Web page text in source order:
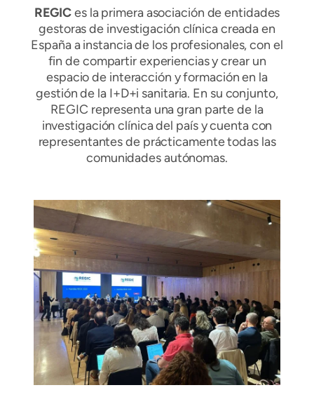
REGICes la primera asociación de entidades
gestoras de investigación clínica creada en
España a instancia de los profesionales, con el
fin de compartir experiencias y crear un
espacio de interacción y formación en la
gestión de la I+D+i sanitaria. En su conjunto,
REGIC representa una gran parte de la
investigación clínica del país y cuenta con
representantes de prácticamente todas las
comunidades autónomas.